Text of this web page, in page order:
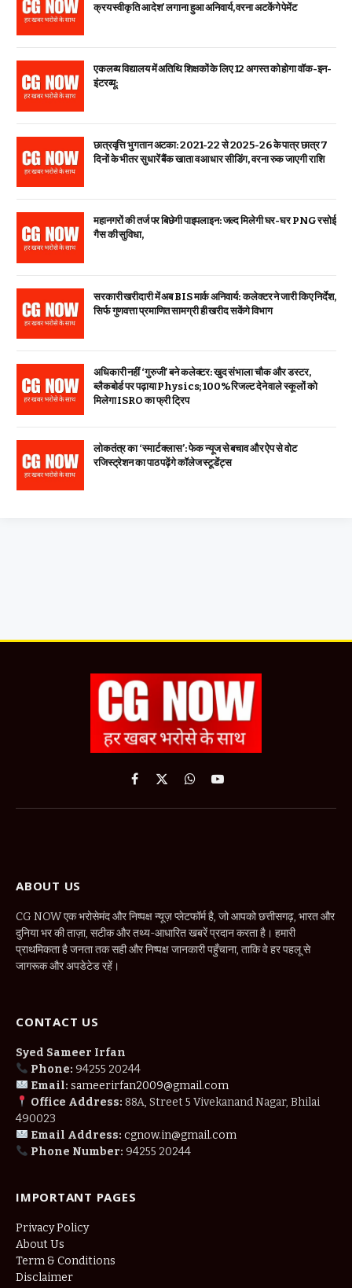
क्रय स्वीकृति आदेश’ लगाना हुआ अनिवार्य, वरना अटकेंगे पेमेंट
एकलव्य विद्यालय में अतिथि शिक्षकों के लिए 12 अगस्त को होगा वॉक-इन-
इंटरव्यू:
छात्रवृत्ति भुगतान अटका: 2021-22 से 2025-26 के पात्र छात्र 7
दिनों के भीतर सुधारें बैंक खाता व आधार सीडिंग, वरना रुक जाएगी राशि
महानगरों की तर्ज पर बिछेगी पाइपलाइन: जल्द मिलेगी घर-घर PNG रसोई
गैस की सुविधा,
सरकारी खरीदारी में अब BIS मार्क अनिवार्य: कलेक्टर ने जारी किए निर्देश,
सिर्फ गुणवत्ता प्रमाणित सामग्री ही खरीद सकेंगे विभाग
अधिकारी नहीं ‘गुरुजी’ बने कलेक्टर: खुद संभाला चौक और डस्टर,
ब्लैकबोर्ड पर पढ़ाया Physics; 100% रिजल्ट देने वाले स्कूलों को
मिलेगा ISRO का फ्री ट्रिप
लोकतंत्र का ‘स्मार्ट क्लास’: फेक न्यूज से बचाव और ऐप से वोट
रजिस्ट्रेशन का पाठ पढ़ेंगे कॉलेज स्टूडेंट्स
Facebook
X
WhatsApp
YouTube
ABOUT US
CG NOW एक भरोसेमंद और निष्पक्ष न्यूज़ प्लेटफॉर्म है, जो आपको छत्तीसगढ़, भारत और
दुनिया भर की ताज़ा, सटीक और तथ्य-आधारित खबरें प्रदान करता है। हमारी
प्राथमिकता है जनता तक सही और निष्पक्ष जानकारी पहुँचाना, ताकि वे हर पहलू से
जागरूक और अपडेटेड रहें।
CONTACT US
Syed Sameer Irfan
Phone: 94255 20244
Email: sameerirfan2009@gmail.com
Office Address: 88A, Street 5 Vivekanand Nagar, Bhilai
490023
Email Address: cgnow.in@gmail.com
Phone Number: 94255 20244
IMPORTANT PAGES
Privacy Policy
About Us
Term & Conditions
Disclaimer